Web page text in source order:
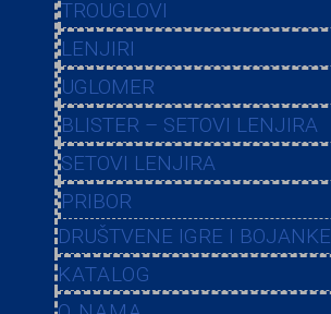
TROUGLOVI
LENJIRI
UGLOMER
BLISTER – SETOVI LENJIRA
SETOVI LENJIRA
PRIBOR
DRUŠTVENE IGRE I BOJANKE
KATALOG